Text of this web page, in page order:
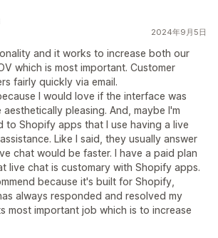
2024年9月5日
and it works to increase both our
which is most important. Customer
fairly quickly via email.
I would love if the interface was
pleasing. And, maybe I'm
to Shopify apps that I use having a live
Like I said, they usually answer
chat would be faster. I have a paid plan
live chat is customary with Shopify apps.
because it's built for Shopify,
always responded and resolved my
most important job which is to increase